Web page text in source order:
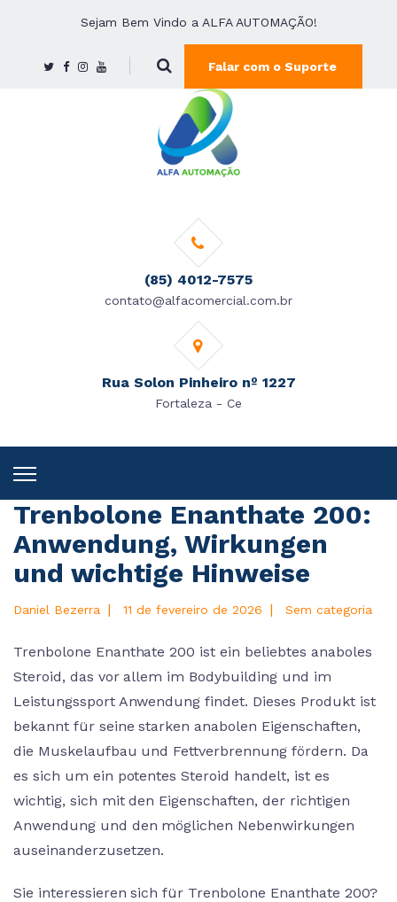
Sejam Bem Vindo a ALFA AUTOMAÇÃO!
Falar com o Suporte
(85) 4012-7575
contato@alfacomercial.com.br
Rua Solon Pinheiro nº 1227
Fortaleza - Ce
Trenbolone Enanthate 200:
Anwendung, Wirkungen
und wichtige Hinweise
Daniel Bezerra | 11 de fevereiro de 2026 | Sem categoria
Trenbolone Enanthate 200 ist ein beliebtes anaboles
Steroid, das vor allem im Bodybuilding und im
Leistungssport Anwendung findet. Dieses Produkt ist
bekannt für seine starken anabolen Eigenschaften,
die Muskelaufbau und Fettverbrennung fördern. Da
es sich um ein potentes Steroid handelt, ist es
wichtig, sich mit den Eigenschaften, der richtigen
Anwendung und den möglichen Nebenwirkungen
auseinanderzusetzen.
Sie interessieren sich für Trenbolone Enanthate 200?